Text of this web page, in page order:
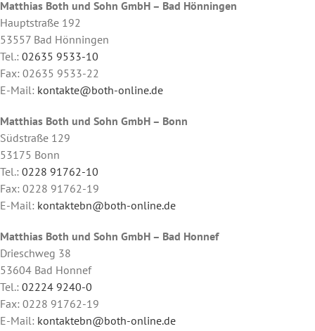
Matthias Both und Sohn GmbH – Bad Hönningen
Hauptstraße 192
53557 Bad Hönningen
Tel.: 02635 9533-10
Fax: 02635 9533-22
E-Mail: kontakte@both-online.de
Matthias Both und Sohn GmbH – Bonn
Südstraße 129
53175 Bonn
Tel.: 0228 91762-10
Fax: 0228 91762-19
E-Mail: kontaktebn@both-online.de
Matthias Both und Sohn GmbH – Bad Honnef
Drieschweg 38
53604 Bad Honnef
Tel.: 02224 9240-0
Fax: 0228 91762-19
E-Mail: kontaktebn@both-online.de